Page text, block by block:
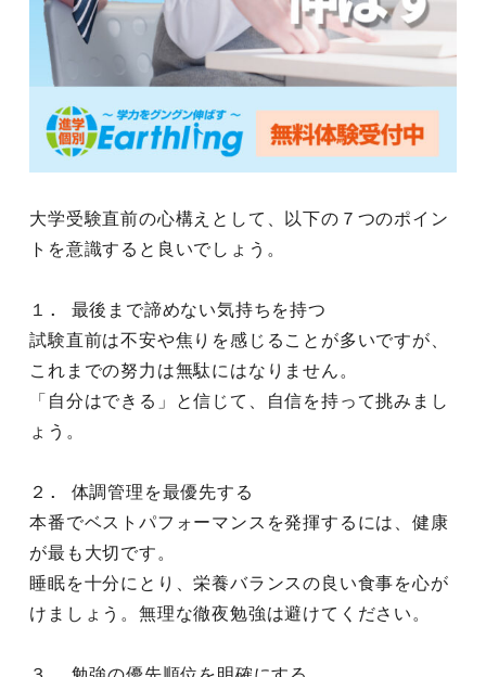
大学受験直前の心構えとして、以下の７つのポイン
トを意識すると良いでしょう。
１. 最後まで諦めない気持ちを持つ
試験直前は不安や焦りを感じることが多いですが、
これまでの努力は無駄にはなりません。
「自分はできる」と信じて、自信を持って挑みまし
ょう。
２. 体調管理を最優先する
本番でベストパフォーマンスを発揮するには、健康
が最も大切です。
睡眠を十分にとり、栄養バランスの良い食事を心が
けましょう。無理な徹夜勉強は避けてください。